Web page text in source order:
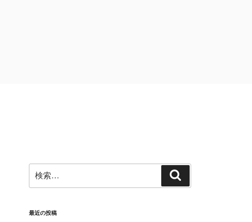
索:
索
最近の投稿